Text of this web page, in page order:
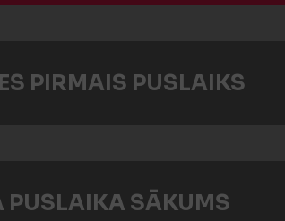
PIRMAIS PUSLAIKS
PUSLAIKA SĀKUMS